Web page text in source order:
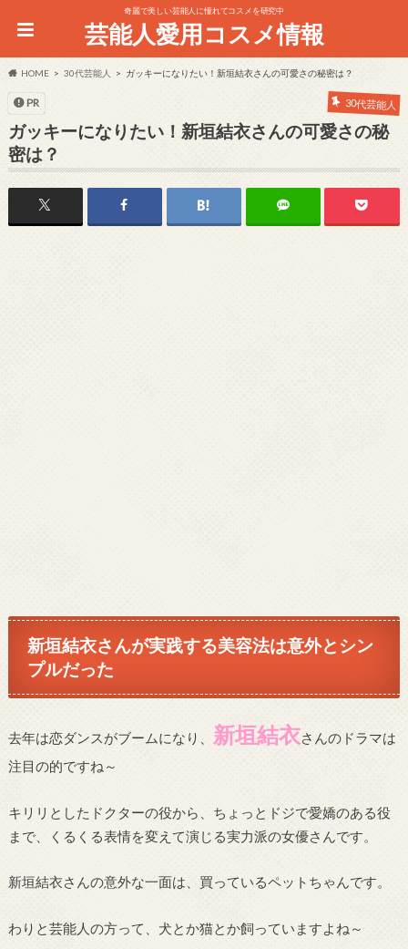
奇麗で美しい芸能人に憧れてコスメを研究中
芸能人愛用コスメ情報
HOME 30代芸能人 ガッキーになりたい！新垣結衣さんの可愛さの秘密は？
30代芸能人
PR
ガッキーになりたい！新垣結衣さんの可愛さの秘
密は？
新垣結衣さんが実践する美容法は意外とシン
プルだった
去年は恋ダンスがブームになり、 新垣結衣さんのドラマは
注目の的ですね～
キリリとしたドクターの役から、ちょっとドジで愛嬌のある役
まで、くるくる表情を変えて演じる実力派の女優さんです。
新垣結衣さんの意外な一面は、買っているペットちゃんです。
わりと芸能人の方って、犬とか猫とか飼っていますよね～